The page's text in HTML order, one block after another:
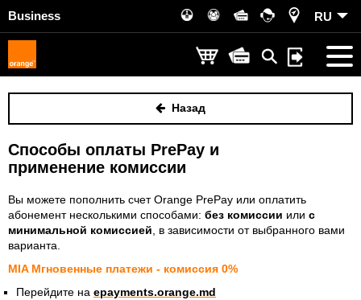
Business RU
Назад
Способы оплаты PrePay и
применение комиссии
Вы можете пополнить счет Orange PrePay или оплатить
абонемент несколькими способами: без комиссии или с
минимальной комиссией , в зависимости от выбранного вами
варианта.
MIA Мгновенные платежи - комиссия 0%
Перейдите на epayments.orange.md